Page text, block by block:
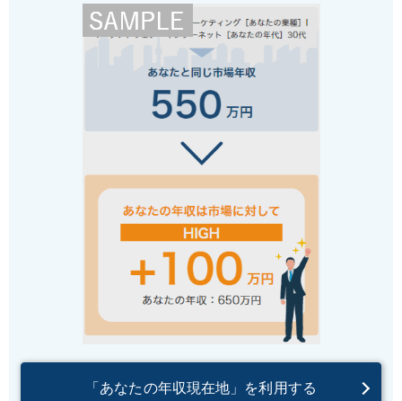
「あなたの年収現在地」を利用する